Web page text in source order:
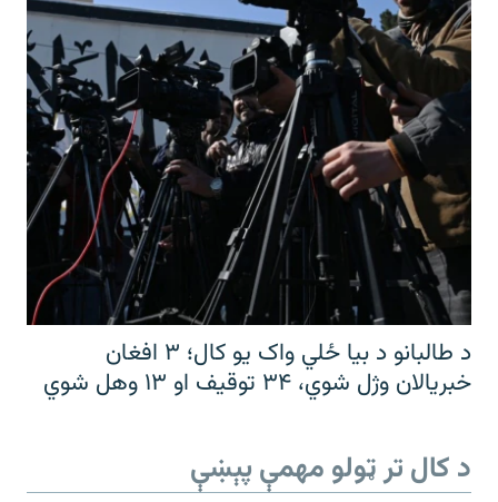
د طالبانو د بیا ځلي واک یو کال؛ ۳ افغان
خبریالان وژل شوي، ۳۴ توقیف او ۱۳ وهل شوي
د کال تر ټولو مهمې پېښې